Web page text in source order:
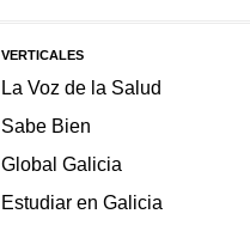
VERTICALES
La Voz de la Salud
Sabe Bien
Global Galicia
Estudiar en Galicia